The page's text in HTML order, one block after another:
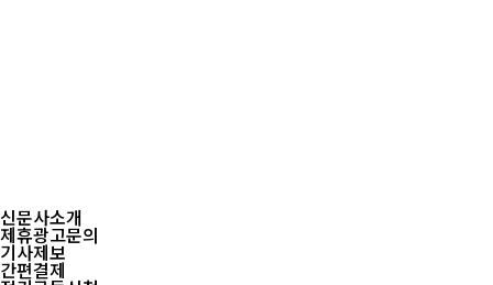
신문사소개
제휴광고문의
기사제보
간편결제